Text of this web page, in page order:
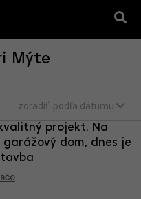
Mýte
zoradiť: podľa dátumu
projekt. Na
dom, dnes je